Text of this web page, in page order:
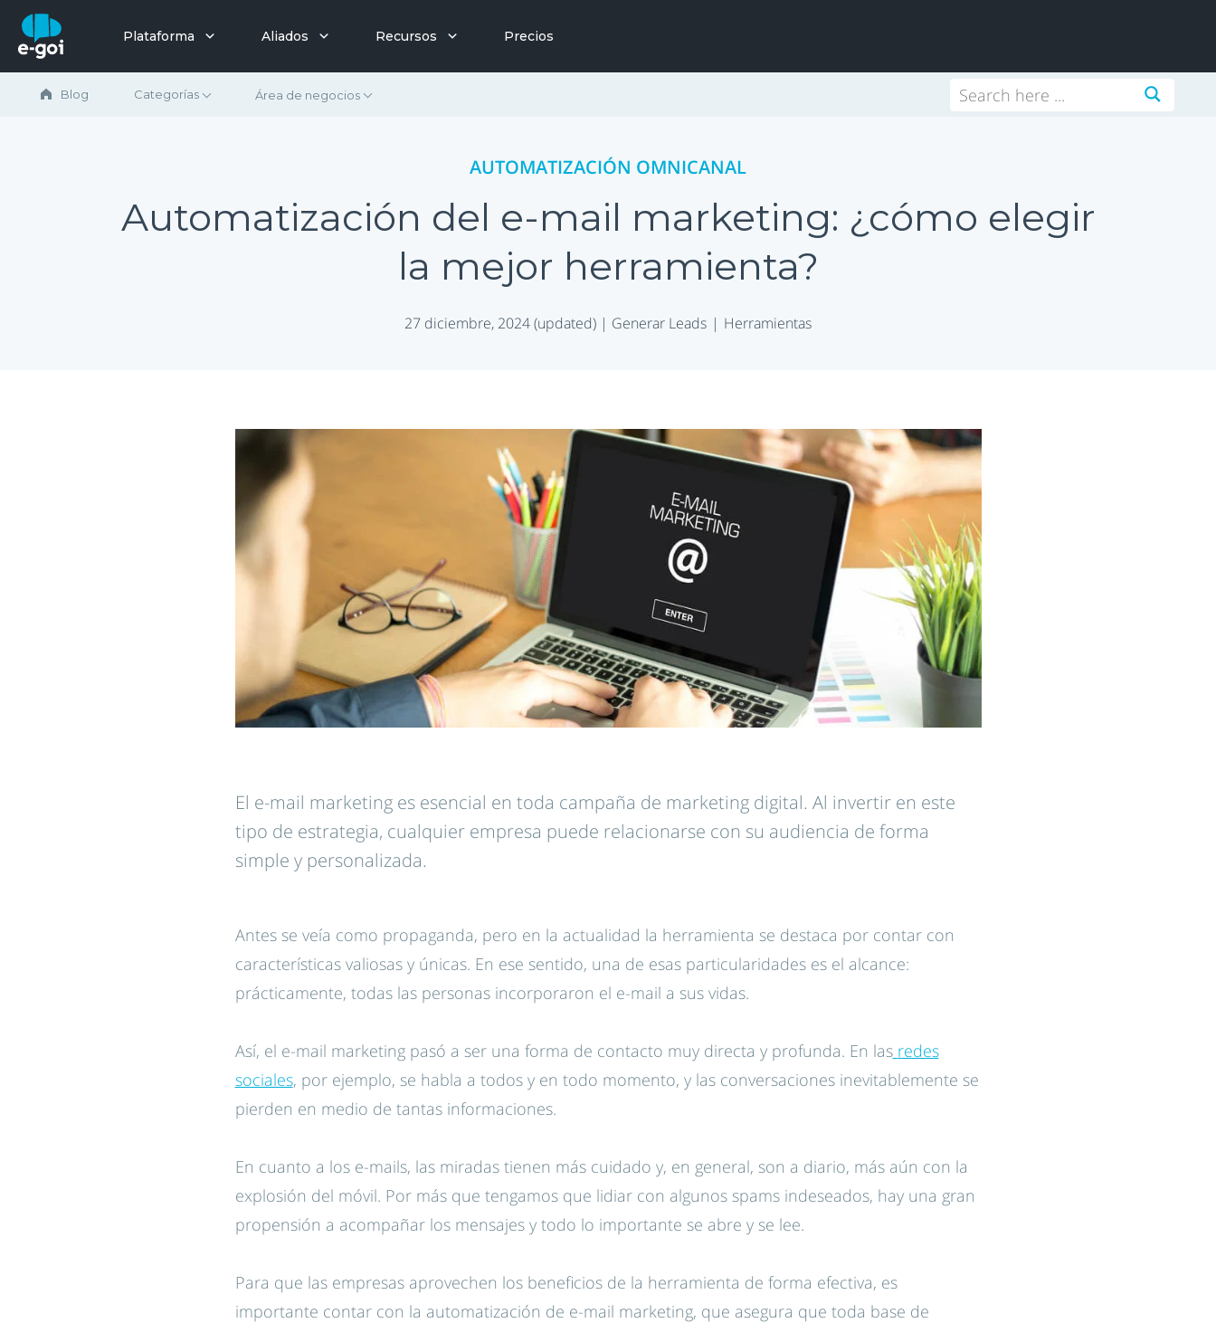
Saltar al contenido
Plataforma Aliados Recursos Precios
Blog Categorías Área de negocios
AUTOMATIZACIÓN OMNICANAL
Automatización del e-mail marketing: ¿cómo elegir
la mejor herramienta?
27 diciembre, 2024 (updated) | Generar Leads Herramientas
El e-mail marketing es esencial en toda campaña de marketing digital. Al invertir en este
tipo de estrategia, cualquier empresa puede relacionarse con su audiencia de forma
simple y personalizada.
Antes se veía como propaganda, pero en la actualidad la herramienta se destaca por contar con
características valiosas y únicas. En ese sentido, una de esas particularidades es el alcance:
prácticamente, todas las personas incorporaron el e-mail a sus vidas.
Así, el e-mail marketing pasó a ser una forma de contacto muy directa y profunda. En las redes
sociales, por ejemplo, se habla a todos y en todo momento, y las conversaciones inevitablemente se
pierden en medio de tantas informaciones.
En cuanto a los e-mails, las miradas tienen más cuidado y, en general, son a diario, más aún con la
explosión del móvil. Por más que tengamos que lidiar con algunos spams indeseados, hay una gran
propensión a acompañar los mensajes y todo lo importante se abre y se lee.
Para que las empresas aprovechen los beneficios de la herramienta de forma efectiva, es
importante contar con la automatización de e-mail marketing, que asegura que toda base de